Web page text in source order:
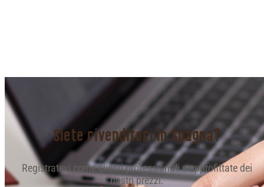
Siete rivenditori in Spagna?
Registratevi come clienti professionali e approfittate dei
nostri prezzi.